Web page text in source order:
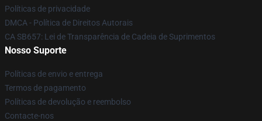
Políticas de privacidade
DMCA - Política de Direitos Autorais
CA SB657: Lei de Transparência de Cadeia de Suprimentos
Nosso Suporte
Políticas de envio e entrega
Termos de pagamento
Políticas de devolução e reembolso
Contacte-nos